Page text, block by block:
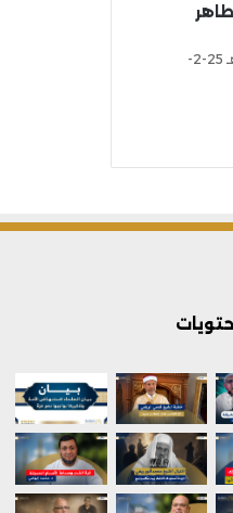
طاهر
الخميس 13 رجب 1442هـ 25-2-